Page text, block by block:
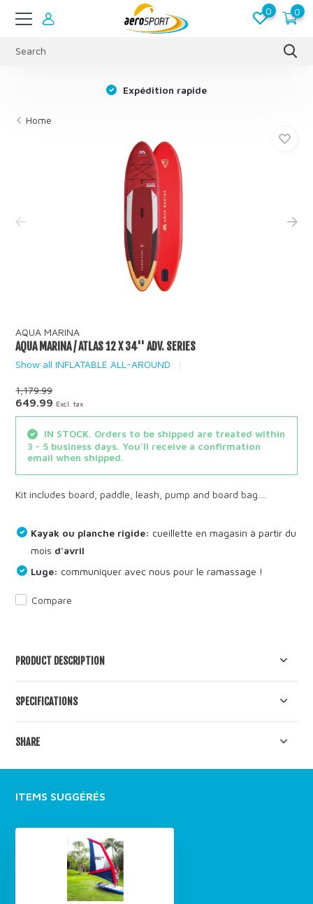
0 0
Expédition rapide
Home
AQUA MARINA
AQUA MARINA / ATLAS 12 X 34'' ADV. SERIES
Show all INFLATABLE ALL-AROUND
1,179.99
649.99 Excl. tax
IN STOCK. Orders to be shipped are treated within
3 - 5 business days. You'll receive a confirmation
email when shipped.
Kit includes board, paddle, leash, pump and board bag....
Kayak ou planche rigide: cueillette en magasin à partir du
mois d'avril
Luge: communiquer avec nous pour le ramassage !
Compare
PRODUCT DESCRIPTION
SPECIFICATIONS
SHARE
ITEMS SUGGÉRÉS